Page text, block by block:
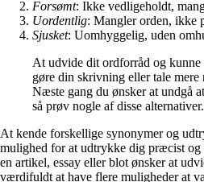
Forsømt: Ikke vedligeholdt,
Uordentlig: Mangler orden, ikke
Sjusket: Uomhyggelig, uden
At udvide dit ordforråd og
gøre din skrivning eller tale mere
Næste gang du ønsker at undgå
så prøv nogle af disse alternativer.
At kende forskellige synonymer og
mulighed for at udtrykke dig præcist og
en artikel, essay eller blot ønsker at
værdifuldt at have flere muligheder at